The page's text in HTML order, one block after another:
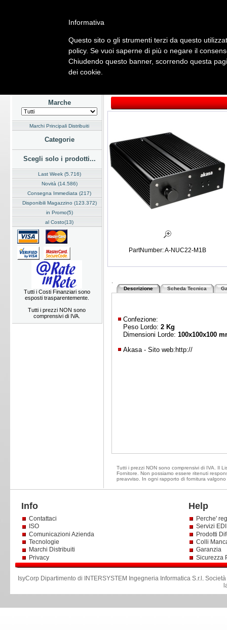
Marchi Dati Cliente Servizi Company
Software Fotografia Telefonia Audio Video
Marche
Marchi Principali Distribuiti
Categorie
Scegli solo i prodotti...
Last Week (5.716)
Novità (14.586)
Consegna Immediata (217)
Disponibili Magazzino (123.372)
in Promo(5)
al Costo(13)
Tutti i Costi Finanziari sono
esposti trasparentemente.
Tutti i prezzi NON sono
comprensivi di IVA.
PartNumber: A-NUC22-M1B
Descrizione Scheda Tecnica
Confezione:
Peso Lordo: 2 Kg
Dimensioni Lorde:100x100x100
Akasa - Sito web: http://
Tutti i prezzi NON sono comprensivi di IVA. Il
Fornitore. Non possiamo essere ritenuti
preavviso. In ogni rapporto di fornitura
Info Help
Contattaci
ISO
Comunicazioni Azienda
Tecnologie
Marchi Distribuiti
Privacy
Perche'
Servizi
Prodotti
Colli
Garanzia
Sicurezza
IsyCorp Dipartimento di INTERSYSTEM Ingegneria Informatica S.r.l .
Informativa
Questo sito o gli strumenti terzi da questo
policy. Se vuoi saperne di più o negare il
Chiudendo questo banner, scorrendo questa
dei cookie.